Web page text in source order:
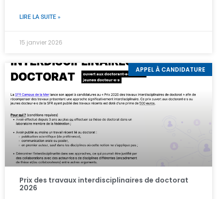
LIRE LA SUITE »
15 janvier 2026
APPEL À CANDIDATURE
Prix des travaux interdisciplinaires de doctorat
2026